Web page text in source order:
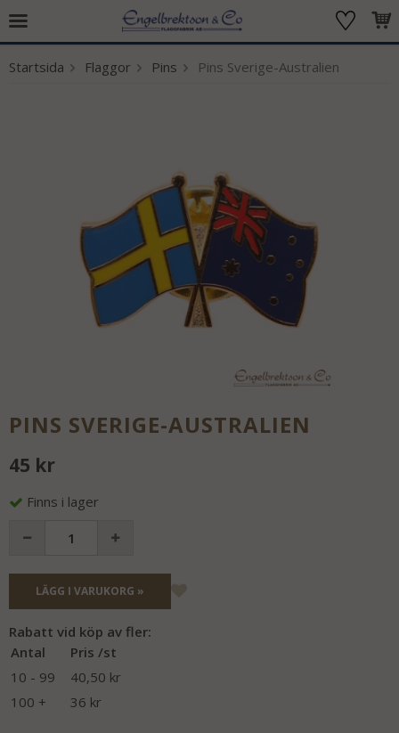
Produkten har blivit tillagd i varukorgen
Startsida Flaggor Pins Pins Sverige-Australien
PINS SVERIGE-AUSTRALIEN
45 kr
Finns i lager
LÄGG I VARUKORG »
Rabatt vid köp av fler:
Antal
Pris /st
10 - 99
40,50 kr
100 +
36 kr